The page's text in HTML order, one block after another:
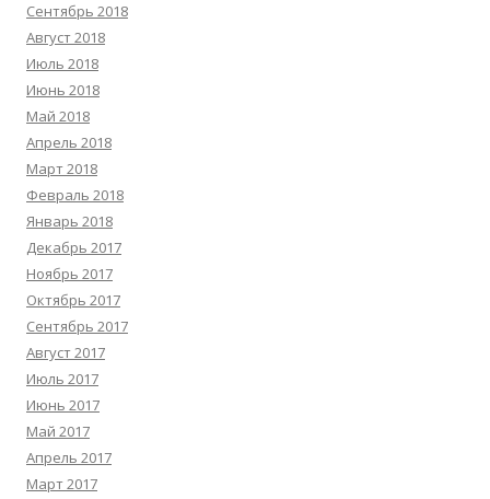
Сентябрь 2018
Август 2018
Июль 2018
Июнь 2018
Май 2018
Апрель 2018
Март 2018
Февраль 2018
Январь 2018
Декабрь 2017
Ноябрь 2017
Октябрь 2017
Сентябрь 2017
Август 2017
Июль 2017
Июнь 2017
Май 2017
Апрель 2017
Март 2017